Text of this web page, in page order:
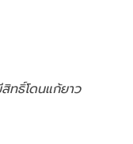
ทธิ์โดนแก้ยาว